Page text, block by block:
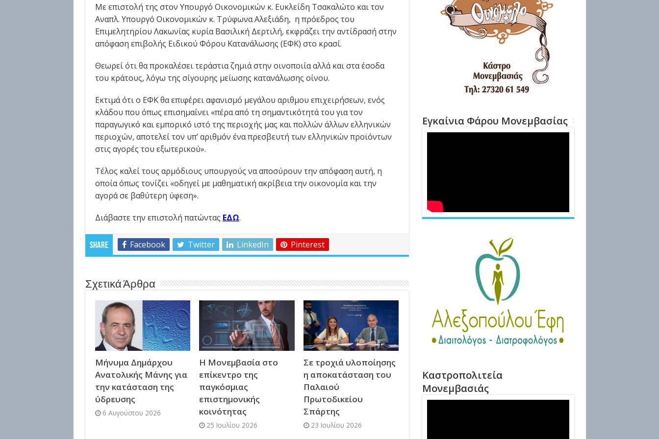
Με επιστολή της στον Υπουργό Οικονομικών κ. Ευκλείδη Τσακαλώτο και τον
Αναπλ. Υπουργό Οικονομικών κ. Τρύφωνα Αλεξιάδη, η πρόεδρος του
Επιμελητηρίου Λακωνίας κυρία Βασιλική Δερτιλή, εκφράζει την αντίδρασή στην
απόφαση επιβολής Ειδικού Φόρου Κατανάλωσης (ΕΦΚ) στο κρασί.
Θεωρεί ότι θα προκαλέσει τεράστια ζημιά στην οινοποιία αλλά και στα έσοδα
του κράτους, λόγω της σίγουρης μείωσης κατανάλωσης οίνου.
Εκτιμά ότι ο ΕΦΚ θα επιφέρει αφανισμό μεγάλου αριθμου επιχειρήσεων, ενός
κλάδου που όπως επισημαίνει «πέρα από τη σημαντικότητά του για τον
παραγωγικό και εμπορικό ιστό της περιοχής μας και πολλών άλλων ελληνικών
περιοχών, αποτελεί τον υπ’ αριθμόν ένα πρεσβευτή των ελληνικών προϊόντων
στις αγορές του εξωτερικού».
Τέλος καλεί τους αρμόδιους υπουργούς να αποσύρουν την απόφαση αυτή, η
οποία όπως τονίζει «οδηγεί με μαθηματική ακρίβεια την οικονομία και την
αγορά σε βαθύτερη ύφεση».
Διάβαστε την επιστολή πατώντας ΕΔΩ.
Share Facebook Twitter LinkedIn Pinterest
Σχετικά Άρθρα
Μήνυμα Δημάρχου
Ανατολικής Μάνης για
την κατάσταση της
ύδρευσης
6 Αυγούστου 2026
Η Μονεμβασία στο
επίκεντρο της
παγκόσμιας
επιστημονικής
κοινότητας
25 Ιουλίου 2026
Σε τροχιά υλοποίησης
η αποκατάσταση του
Παλαιού
Πρωτοδικείου
Σπάρτης
23 Ιουλίου 2026
Εγκαίνια Φάρου Μονεμβασίας
Καστροπολιτεία
Μονεμβασιάς